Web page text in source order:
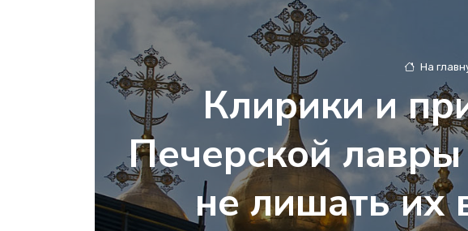
На
Клирики и
Печерской
не лишать их